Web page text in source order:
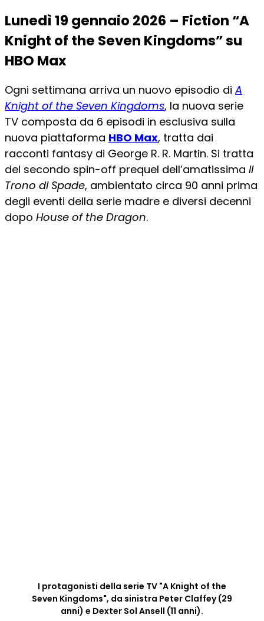
Lunedì 19 gennaio 2026 – Fiction “A
Knight of the Seven Kingdoms” su
HBO Max
Ogni settimana arriva un nuovo episodio diA
Knight of the Seven Kingdoms, la nuova serie
TV composta da 6 episodi in esclusiva sulla
nuova piattaforma HBO Max, tratta dai
racconti fantasy di George R. R. Martin. Si tratta
del secondo spin-off prequel dell’amatissima Il
Trono di Spade, ambientato circa 90 anni prima
degli eventi della serie madre e diversi decenni
dopo House of the Dragon.
I protagonisti della serie TV "A Knight of the
Seven Kingdoms", da sinistra Peter Claffey (29
anni) e Dexter Sol Ansell (11 anni).